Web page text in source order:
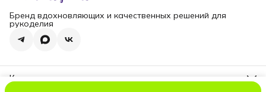
Бренд вдохновляющих и качественных решений для
рукоделия
Контакты